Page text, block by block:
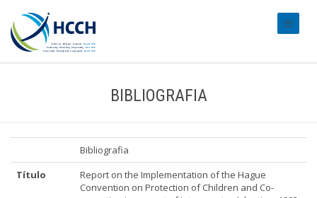
BIBLIOGRAFIA
Bibliografia
Título
Report on the Implementation of the Hague
Convention on Protection of Children and Co-